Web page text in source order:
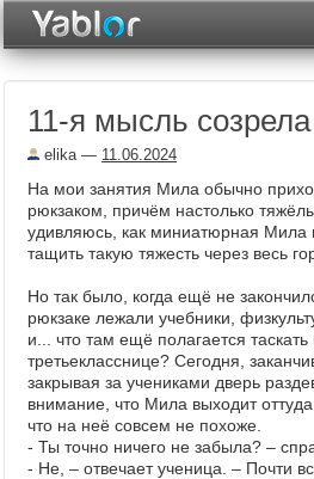
Неделя
Рейтинги
Архив
Фототоп
Видеотоп
11-я мысль созрела
elika— 11.06.2024
На мои занятия Мила обычно
рюкзаком, причëм настолько
удивляюсь, как миниатюрная Мила
тащить такую тяжесть через весь
Но так было, когда ещё не
рюкзаке лежали учебники,
и... что там ещё полагается
третьекласснице? Сегодня,
закрывая за учениками дверь
внимание, что Мила выходит оттуда
что на неë совсем не похоже.
- Ты точно ничего не забыла? –
- Не, – отвечает ученица. – Почти